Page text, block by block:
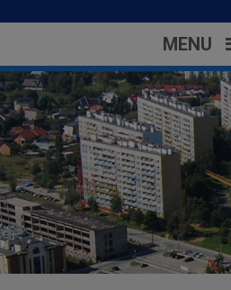
MENU